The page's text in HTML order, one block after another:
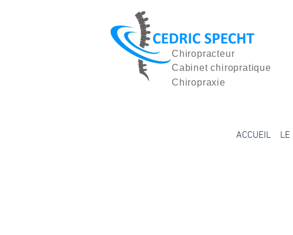
Chiropracteur
Cabinet chiropratique
Chiropraxie
ACCUEIL LE